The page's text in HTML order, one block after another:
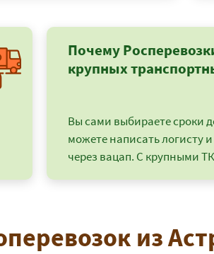
Почему
крупных
Вы сами выбираете сроки
можете написать
через вацап. С крупными
из